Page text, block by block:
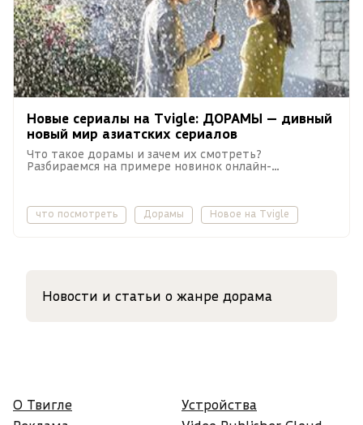
Новые сериалы на Tvigle: ДОРАМЫ — дивный
новый мир азиатских сериалов
Что такое дорамы и зачем их смотреть?
Разбираемся на примере новинок онлайн-
что посмотреть Дорамы Новое на Tvigle
Новости и статьи о жанре дорама
О Твигле
Устройства